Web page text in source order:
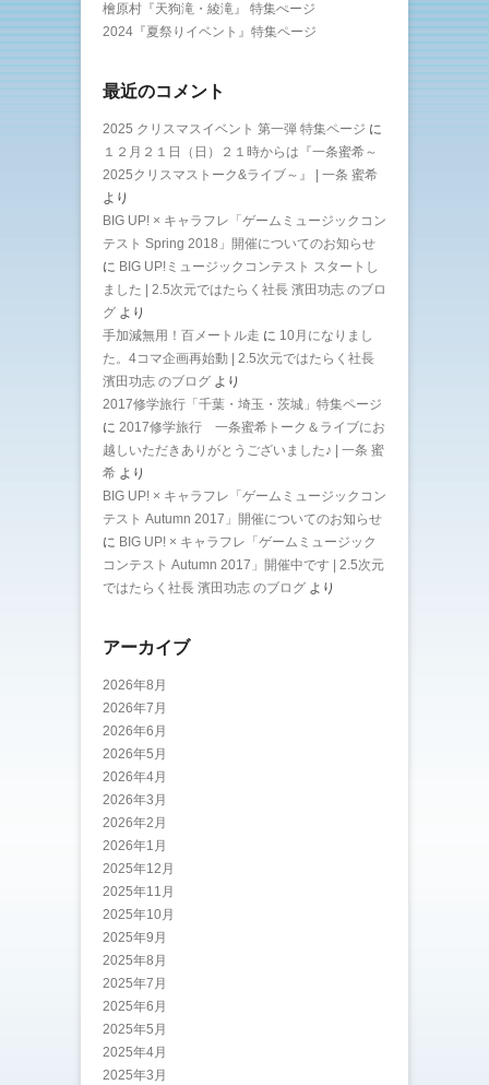
檜原村『天狗滝・綾滝』 特集ぺージ
2024『夏祭りイベント』特集ページ
最近のコメント
2025 クリスマスイベント 第一弾 特集ページ に
１２月２１日（日）２１時からは『一条蜜希～
2025クリスマストーク&ライブ～』 | 一条 蜜希
より
BIG UP! × キャラフレ「ゲームミュージックコン
テスト Spring 2018」開催についてのお知らせ
に BIG UP!ミュージックコンテスト スタートし
ました | 2.5次元ではたらく社長 濱田功志 のブロ
グ より
手加減無用！百メートル走 に 10月になりまし
た。4コマ企画再始動 | 2.5次元ではたらく社長
濱田功志 のブログ より
2017修学旅行「千葉・埼玉・茨城」特集ページ
に 2017修学旅行 一条蜜希トーク＆ライブにお
越しいただきありがとうございました♪ | 一条 蜜
希 より
BIG UP! × キャラフレ「ゲームミュージックコン
テスト Autumn 2017」開催についてのお知らせ
に BIG UP! × キャラフレ「ゲームミュージック
コンテスト Autumn 2017」開催中です | 2.5次元
ではたらく社長 濱田功志 のブログ より
アーカイブ
2026年8月
2026年7月
2026年6月
2026年5月
2026年4月
2026年3月
2026年2月
2026年1月
2025年12月
2025年11月
2025年10月
2025年9月
2025年8月
2025年7月
2025年6月
2025年5月
2025年4月
2025年3月